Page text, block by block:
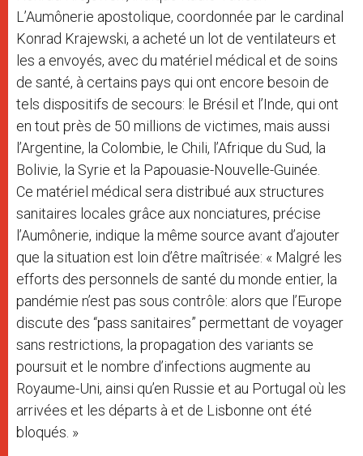
L’Aumônerie apostolique, coordonnée par le cardinal
Konrad Krajewski, a acheté un lot de ventilateurs et
les a envoyés, avec du matériel médical et de soins
de santé, à certains pays qui ont encore besoin de
tels dispositifs de secours: le Brésil et l’Inde, qui ont
en tout près de 50 millions de victimes, mais aussi
l’Argentine, la Colombie, le Chili, l’Afrique du Sud, la
Bolivie, la Syrie et la Papouasie-Nouvelle-Guinée.
Ce matériel médical sera distribué aux structures
sanitaires locales grâce aux nonciatures, précise
l’Aumônerie, indique la même source avant d’ajouter
que la situation est loin d’être maîtrisée: « Malgré les
efforts des personnels de santé du monde entier, la
pandémie n’est pas sous contrôle: alors que l’Europe
discute des “pass sanitaires” permettant de voyager
sans restrictions, la propagation des variants se
poursuit et le nombre d’infections augmente au
Royaume-Uni, ainsi qu’en Russie et au Portugal où les
arrivées et les départs à et de Lisbonne ont été
bloqués. »